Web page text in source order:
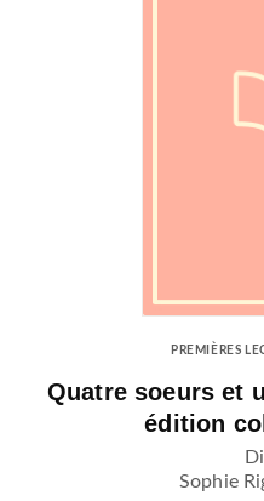
PREMIÈRES
Quatre soeurs et
édition
Sophie